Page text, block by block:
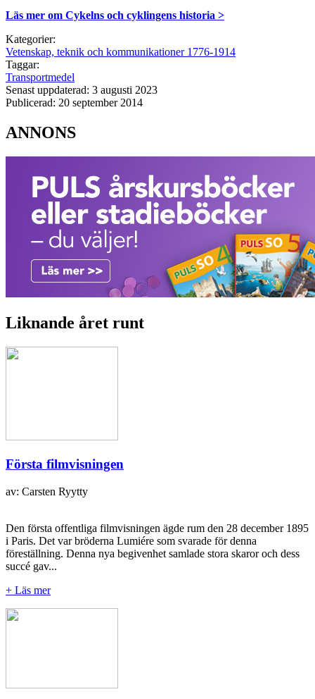
Läs mer om Cykelns och cyklingens historia >
Kategorier:
Vetenskap, teknik och kommunikationer 1776-1914
Taggar:
Transportmedel
Senast uppdaterad: 3 augusti 2023
Publicerad: 20 september 2014
ANNONS
Liknande året runt
Första filmvisningen
av: Carsten Ryytty
Den första offentliga filmvisningen ägde rum den 28 december 1895
i Paris. Det var bröderna Lumiére som svarade för denna
föreställning. Denna nya begivenhet samlade stora skaror och dess
succé gav...
+ Läs mer